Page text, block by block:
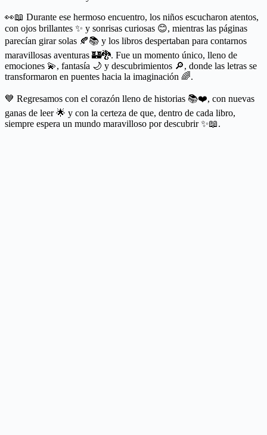
👀📖 Durante ese hermoso encuentro, los niños escucharon atentos,
con ojos brillantes ✨ y sonrisas curiosas 😊, mientras las páginas
parecían girar solas 🍂📚 y los libros despertaban para contarnos
maravillosas aventuras 🏰🐉. Fue un momento único, lleno de
emociones 💫, fantasía 🌙 y descubrimientos 🔎, donde las letras se
transformaron en puentes hacia la imaginación 🌈.
💙 Regresamos con el corazón lleno de historias 📚❤️, con nuevas
ganas de leer 🌟 y con la certeza de que, dentro de cada libro,
siempre espera un mundo maravilloso por descubrir ✨📖.